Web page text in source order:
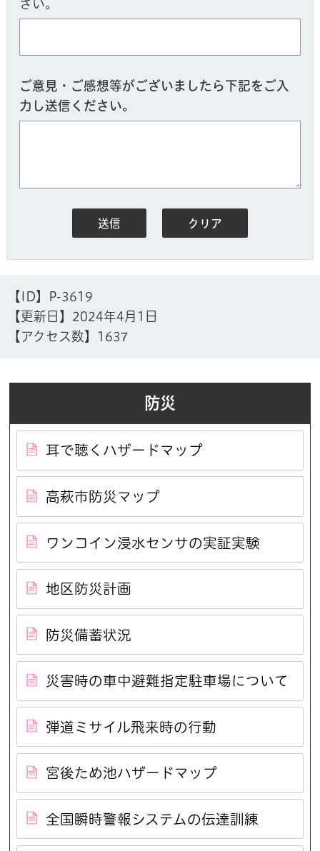
さい。
ご意見・ご感想等がございましたら下記をご入
力し送信ください。
【ID】
P-3619
【更新日】 2024年4月1日
【アクセス数】
1637
防災
耳で聴くハザードマップ
高萩市防災マップ
ワンコイン浸水センサの実証実験
地区防災計画
防災備蓄状況
災害時の車中避難指定駐車場について
弾道ミサイル飛来時の行動
宮後ため池ハザードマップ
全国瞬時警報システムの伝達訓練